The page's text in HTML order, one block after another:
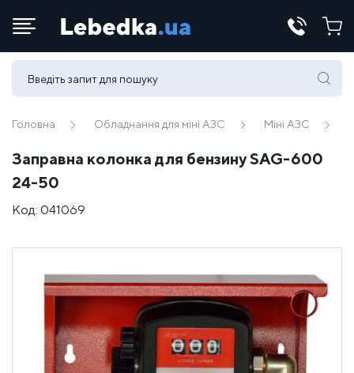
Телефони:
(067) 430 82-15
E-mail:
Головна Обладнання для міні АЗС Міні АЗС
Заправна колонка для бензину SAG-600
24-50
Код: 041069